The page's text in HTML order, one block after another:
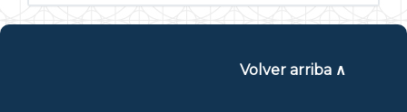
Volver arriba ∧